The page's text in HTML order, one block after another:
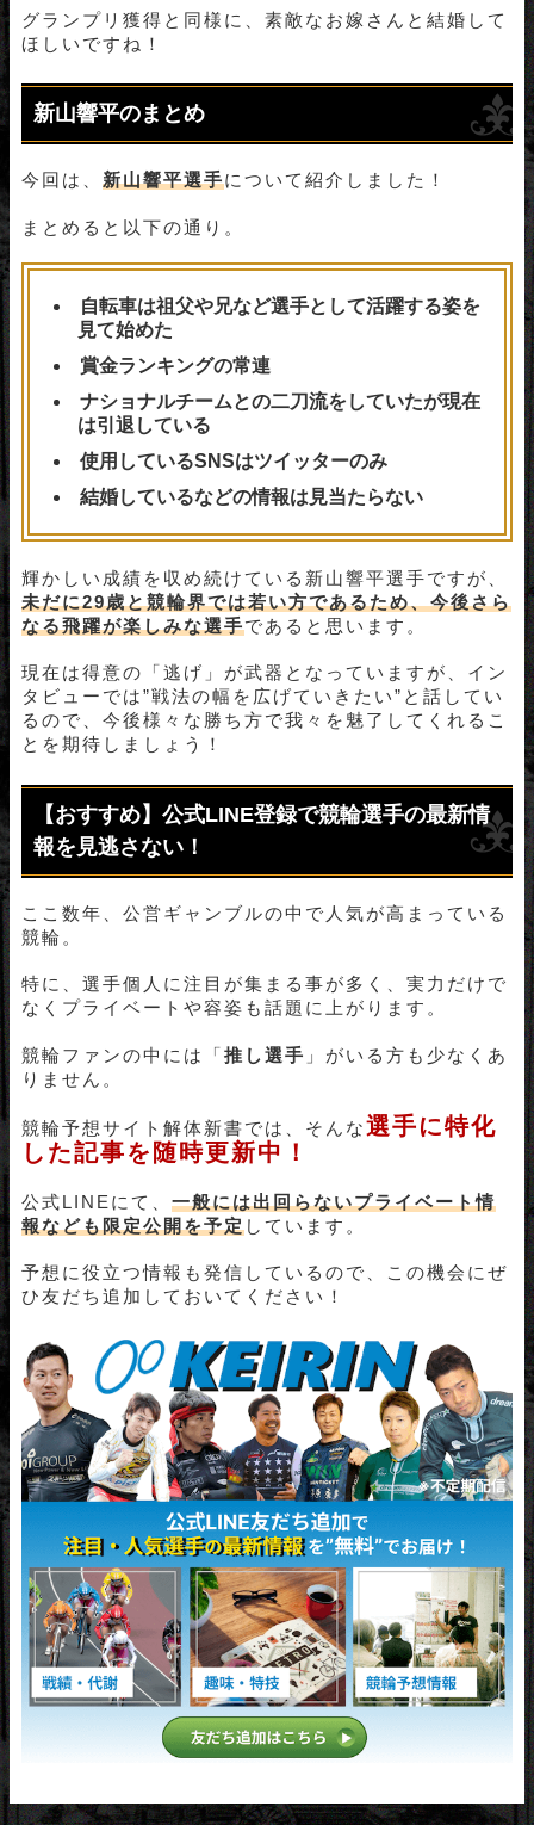
グランプリ獲得と同様に、素敵なお嫁さんと結婚して
ほしいですね！
新山響平のまとめ
今回は、 新山響平選手について紹介しました！
まとめると以下の通り。
自転車は祖父や兄など選手として活躍する姿を
見て始めた
賞金ランキングの常連
ナショナルチームとの二刀流をしていたが現在
は引退している
使用しているSNSはツイッターのみ
結婚しているなどの情報は見当たらない
輝かしい成績を収め続けている新山響平選手ですが、
未だに29歳と競輪界では若い方であるため、今後さら
なる飛躍が楽しみな選手であると思います。
現在は得意の「逃げ」が武器となっていますが、イン
タビューでは”戦法の幅を広げていきたい”と話してい
るので、今後様々な勝ち方で我々を魅了してくれるこ
とを期待しましょう！
【おすすめ】公式LINE登録で競輪選手の最新情
報を見逃さない！
ここ数年、公営ギャンブルの中で人気が高まっている
競輪。
特に、選手個人に注目が集まる事が多く、実力だけで
なくプライベートや容姿も話題に上がります。
競輪ファンの中には「推し選手 」がいる方も少なくあ
りません。
競輪予想サイト解体新書では、そんな選手に特化
した記事を随時更新中！
公式LINEにて、 一般には出回らないプライベート情
報なども限定公開を予定しています。
予想に役立つ情報も発信しているので、この機会にぜ
ひ友だち追加しておいてください！